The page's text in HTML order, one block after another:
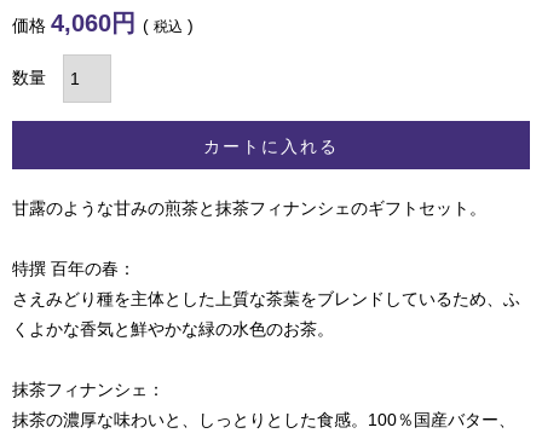
価格 4,060 税込
カートに入れる
甘露のような甘みの煎茶と抹茶フィナンシェのギフトセット。
特撰 百年の春：
さえみどり種を主体とした上質な茶葉をブレンドしているため、ふ
くよかな香気と鮮やかな緑の水色のお茶。
抹茶フィナンシェ：
抹茶の濃厚な味わいと、しっとりとした食感。100％国産バター、